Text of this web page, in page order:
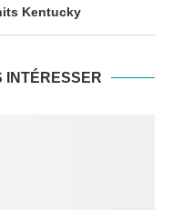
Kentucky
INTÉRESSER